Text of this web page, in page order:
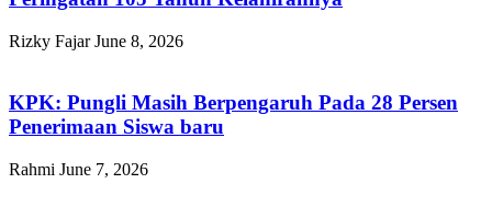
Rizky FajarJune 8, 2026
KPK: Pungli Masih Berpengaruh Pada 28 Persen
Penerimaan Siswa baru
Rahmi June 7, 2026